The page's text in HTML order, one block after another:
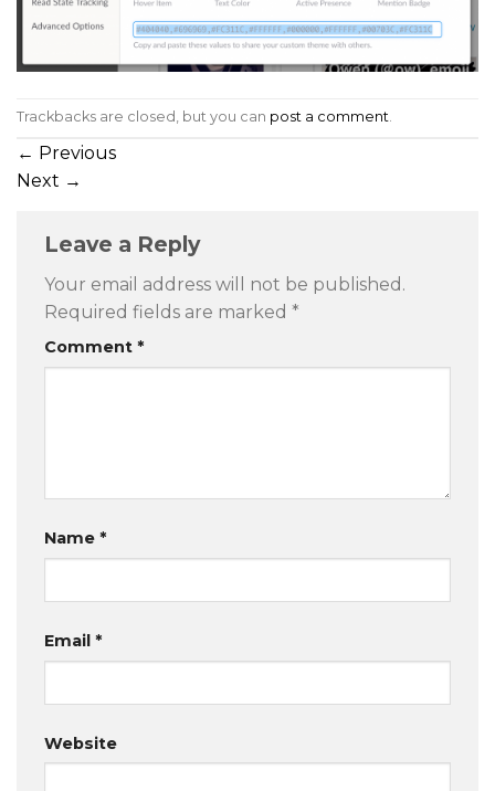
Trackbacks are closed, but you can post a comment
← Previous
Next →
Leave a Reply
Your email address will not be published.
Required fields are marked *
Comment *
Name *
Email *
Website